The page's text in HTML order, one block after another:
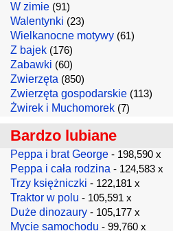
W zimie (91)
Walentynki (23)
Wielkanocne motywy (61)
Z bajek (176)
Zabawki (60)
Zwierzęta (850)
Zwierzęta gospodarskie (113)
Żwirek i Muchomorek (7)
Bardzo lubiane
Peppa i brat George - 198,590 x
Peppa i cała rodzina - 124,583 x
Trzy księżniczki - 122,181 x
Traktor w polu - 105,591 x
Duże dinozaury - 105,177 x
Mycie samochodu - 99,760 x